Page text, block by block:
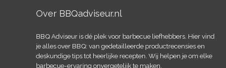
Over BBQadviseur.nl
BBQ Adviseur is dé plek voor barbecue liefhebbers. Hier vind
je alles over BBQ: van gedetailleerde productrecensies en
deskundige tips tot heerlijke recepten. Wij helpen je om elke
barbecue-ervaring onvergetelijk te maken.